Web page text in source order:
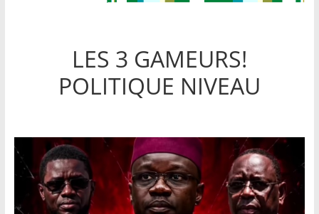
LES 3 GAMEURS!
POLITIQUE NIVEAU